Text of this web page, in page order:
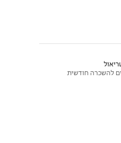
להשכרה חודשית